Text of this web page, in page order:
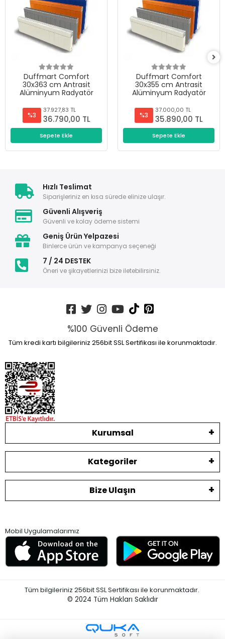
Duffmart Comfort
30x363 cm Antrasit
Alüminyum Radyatör
%3
37.927,83 TL
36.790,00 TL
Sepete Ekle
Duffmart Comfort
30x355 cm Antrasit
Alüminyum Radyatör
%3
37.000,00 TL
35.890,00 TL
Sepete Ekle
Hızlı Teslimat
Siparişleriniz en kısa sürede elinize ulaşır.
Güvenli Alışveriş
Güvenli ve kolay ödeme sistemi
Geniş Ürün Yelpazesi
Binlerce ürün ve kampanya seçeneği
7 / 24 DESTEK
Öneri ve şikayetlerinizi bize iletebilirsiniz.
%100 Güvenli Ödeme
Tüm kredi kartı bilgileriniz 256bit SSL Sertifikası ile korunmaktadır.
Kurumsal
Kategoriler
Bize Ulaşın
Mobil Uygulamalarımız
Tüm bilgileriniz 256bit SSL Sertifikası ile korunmaktadır.
© 2024 Tüm Hakları Saklıdır